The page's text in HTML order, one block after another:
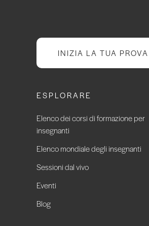
INIZIA LA TUA
ESPLORARE
Elenco dei corsi di formazione per
insegnanti
Elenco mondiale degli insegnanti
Sessioni dal vivo
Eventi
Blog